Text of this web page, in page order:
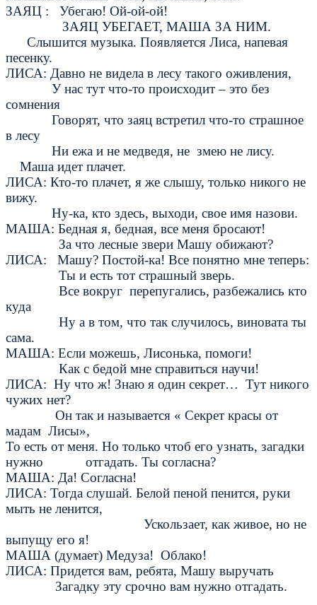
ЗАЯЦ : Убегаю! Ой-ой-ой!
ЗАЯЦ УБЕГАЕТ, МАША ЗА НИМ.
Слышится музыка. Появляется Лиса, напевая
песенку.
ЛИСА: Давно не видела в лесу такого оживления,
У нас тут что-то происходит – это без
сомнения
Говорят, что заяц встретил что-то страшное
в лесу
Ни ежа и не медведя, не змею не лису.
Маша идет плачет.
ЛИСА: Кто-то плачет, я же слышу, только никого не
вижу.
Ну-ка, кто здесь, выходи, свое имя назови.
МАША: Бедная я, бедная, все меня бросают!
За что лесные звери Машу обижают?
ЛИСА: Машу? Постой-ка! Все понятно мне теперь:
Ты и есть тот страшный зверь.
Все вокруг перепугались, разбежались кто
куда
Ну а в том, что так случилось, виновата ты
сама.
МАША: Если можешь, Лисонька, помоги!
Как с бедой мне справиться научи!
ЛИСА: Ну что ж! Знаю я один секрет… Тут никого
чужих нет?
Он так и называется « Секрет красы от
мадам Лисы»,
То есть от меня. Но только чтоб его узнать, загадки
нужно отгадать. Ты согласна?
МАША: Да! Согласна!
ЛИСА: Тогда слушай. Белой пеной пенится, руки
мыть не ленится,
Ускользает, как живое, но не
выпущу его я!
МАША (думает) Медуза! Облако!
ЛИСА: Придется вам, ребята, Машу выручать
Загадку эту срочно вам нужно отгадать.